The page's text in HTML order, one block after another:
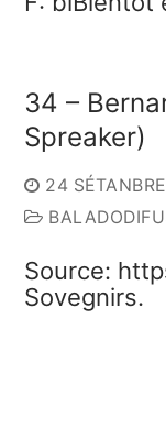
34 –
Spreaker)
24
Source:
Sovegnirs.